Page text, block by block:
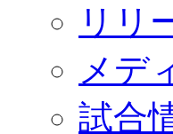
奈良クラブ明
観戦ルール＆
2026/27ファ
サポートショ
GOODS
オフィシャル
リリ
メデ
試合